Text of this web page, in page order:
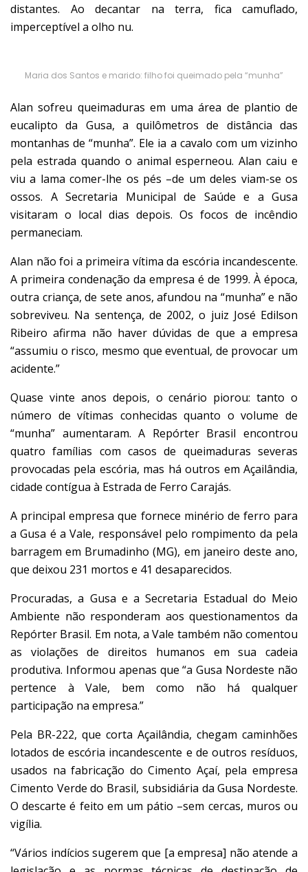
distantes. Ao decantar na terra, fica camuflado,
imperceptível a olho nu.
Maria dos Santos e marido: filho foi queimado pela “munha”
Alan sofreu queimaduras em uma área de plantio de
eucalipto da Gusa, a quilômetros de distância das
montanhas de “munha”. Ele ia a cavalo com um vizinho
pela estrada quando o animal esperneou. Alan caiu e
viu a lama comer-lhe os pés –de um deles viam-se os
ossos. A Secretaria Municipal de Saúde e a Gusa
visitaram o local dias depois. Os focos de incêndio
permaneciam.
Alan não foi a primeira vítima da escória incandescente.
A primeira condenação da empresa é de 1999. À época,
outra criança, de sete anos, afundou na “munha” e não
sobreviveu. Na sentença, de 2002, o juiz José Edilson
Ribeiro afirma não haver dúvidas de que a empresa
“assumiu o risco, mesmo que eventual, de provocar um
acidente.”
Quase vinte anos depois, o cenário piorou: tanto o
número de vítimas conhecidas quanto o volume de
“munha” aumentaram. A Repórter Brasil encontrou
quatro famílias com casos de queimaduras severas
provocadas pela escória, mas há outros em Açailândia,
cidade contígua à Estrada de Ferro Carajás.
A principal empresa que fornece minério de ferro para
a Gusa é a Vale, responsável pelo rompimento da pela
barragem em Brumadinho (MG), em janeiro deste ano,
que deixou 231 mortos e 41 desaparecidos.
Procuradas, a Gusa e a Secretaria Estadual do Meio
Ambiente não responderam aos questionamentos da
Repórter Brasil. Em nota, a Vale também não comentou
as violações de direitos humanos em sua cadeia
produtiva. Informou apenas que “a Gusa Nordeste não
pertence à Vale, bem como não há qualquer
participação na empresa.”
Pela BR-222, que corta Açailândia, chegam caminhões
lotados de escória incandescente e de outros resíduos,
usados na fabricação do Cimento Açaí, pela empresa
Cimento Verde do Brasil, subsidiária da Gusa Nordeste.
O descarte é feito em um pátio –sem cercas, muros ou
vigília.
“Vários indícios sugerem que [a empresa] não atende a